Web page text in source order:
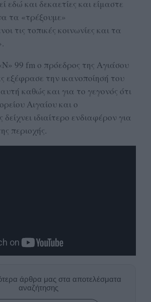
εδώ και δεκαετίες και είμαστε
τα «τρέξουμε»
τις τοπικές κοινωνίες και τα
99 fm ο πρόεδρος της Αγιάσου
εξέφρασε την ικανοποίησή του
καθώς και για το γεγονός ότι
Αιγαίου και ο
ιδιαίτερο ενδιαφέρον για
περιοχής.
άρθρα μας στα αποτελέσματα
αναζήτησης